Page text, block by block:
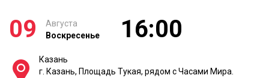
09
Августа
Воскресенье
16:00
Казань
г. Казань, Площадь Тукая, рядом с Часами Мира.